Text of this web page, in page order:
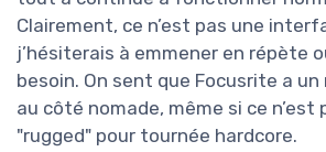
Clairement, ce n’est pas une
j’hésiterais à emmener en répète
besoin. On sent que Focusrite a
au côté nomade, même si ce n’est
"rugged" pour tournée hardcore.